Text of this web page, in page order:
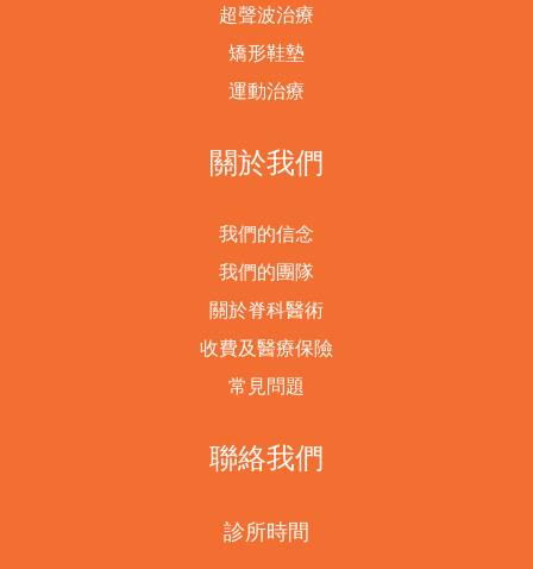
超聲波治療
矯形鞋墊
運動治療
關於我們
我們的信念
我們的團隊
關於脊科醫術
收費及醫療保險
常見問題
聯絡我們
診所時間